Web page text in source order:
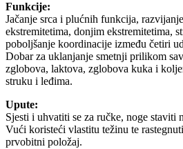
Funkcije:
Jačanje srca i plućnih funkcija,
ekstremitetima, donjim ekstremitetima,
poboljšanje koordinacije između četiri
Dobar za uklanjanje smetnji prilikom
zglobova, laktova, zglobova kuka i
struku i leđima.
Upute:
Sjesti i uhvatiti se za ručke, noge staviti
Vući koristeći vlastitu težinu te
prvobitni položaj.